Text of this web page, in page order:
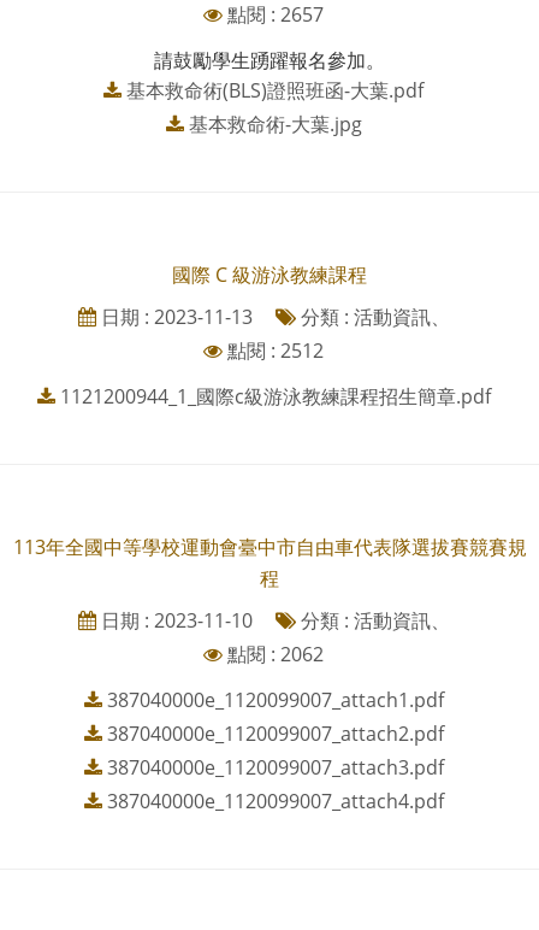
點閱 : 2657
請鼓勵學生踴躍報名參加。
基本救命術(BLS)證照班函-大葉.pdf
基本救命術-大葉.jpg
國際 C 級游泳教練課程
日期 : 2023-11-13
分類 : 活動資訊、
點閱 : 2512
1121200944_1_國際c級游泳教練課程招生簡章.pdf
113年全國中等學校運動會臺中市自由車代表隊選拔賽競賽規
程
日期 : 2023-11-10
分類 : 活動資訊、
點閱 : 2062
387040000e_1120099007_attach1.pdf
387040000e_1120099007_attach2.pdf
387040000e_1120099007_attach3.pdf
387040000e_1120099007_attach4.pdf